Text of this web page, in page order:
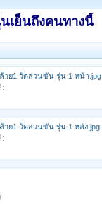
เย็นถึงคนทางนี้
าย1 วัดสวนขัน รุ่น 1 หน้า.jpg
:
าย1 วัดสวนขัน รุ่น 1 หลัง.jpg
: